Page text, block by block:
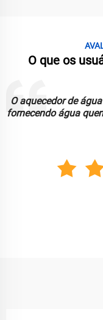
O que os
O aquecedor de
fornecendo água